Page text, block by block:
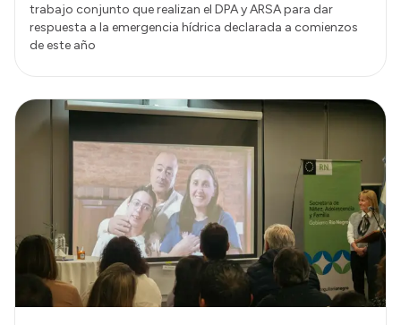
trabajo conjunto que realizan el DPA y ARSA para dar
respuesta a la emergencia hídrica declarada a comienzos
de este año